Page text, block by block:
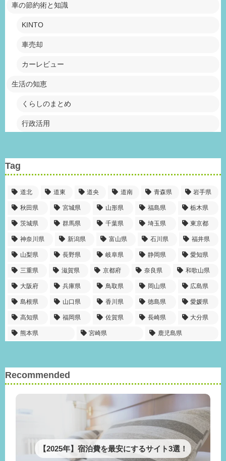
車の節約術と知識
KINTO
車売却
カーレビュー
生活の知恵
くらしのまとめ
行政活用
Tag
道北 道東 道央 道南 青森県 岩手県
秋田県 宮城県 山形県 福島県 栃木県
茨城県 群馬県 千葉県 埼玉県 東京都
神奈川県 新潟県 富山県 石川県 福井県
山梨県 長野県 岐阜県 静岡県 愛知県
三重県 滋賀県 京都府 奈良県 和歌山県
大阪府 兵庫県 鳥取県 岡山県 広島県
島根県 山口県 香川県 徳島県 愛媛県
高知県 福岡県 佐賀県 長崎県 大分県
熊本県 宮崎県 鹿児島県
Recommended
【2025年】宿泊費を最安にするサイト3選！